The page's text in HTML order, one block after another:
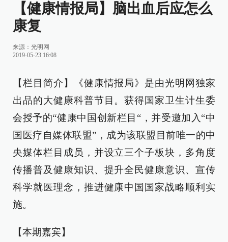
【健康情报局】脑出血后应怎么
康复
来源：光明网
2019-05-23 16:08
【栏目简介】《健康情报局》是由光明网独家
出品的大健康科普节目。获得国家卫生计生委
会授予的“健康中国创新栏目“，并受邀加入“中
国医疗自媒体联盟”，成为该联盟目前唯一的中
央媒体栏目成员，并设立三个子板块，多角度
传播普及健康知识、提升全民健康意识、宣传
科学就医理念，推进健康中国国家战略顺利实
施。
【本期嘉宾】